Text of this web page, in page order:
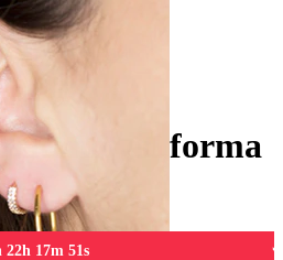
de titanio
forma de estrella
titanio en forma
22h 17m 51s